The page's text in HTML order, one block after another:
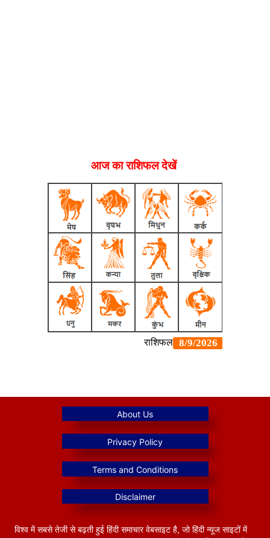
आज का राशिफल देखें
विश्व में सबसे तेजी से बढ़ती हुई हिंदी समाचार वेबसाइट है, जो हिंदी न्यूज साइटों में